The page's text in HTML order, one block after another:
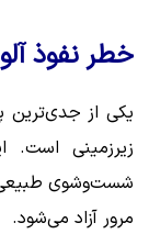
خطر نفوذ
یکی از جدی‌ترین
زیرزمینی است.
شست‌وشوی طبیعی
مرور آزاد می‌شود.